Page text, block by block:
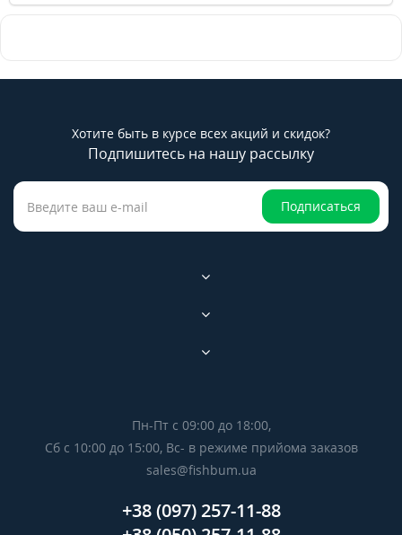
Хотите быть в курсе всех акций и скидок?
Подпишитесь на нашу рассылку
Подписаться
Пн-Пт с 09:00 до 18:00,
Сб с 10:00 до 15:00, Вс- в режиме прийома заказов
sales@fishbum.ua
+38 (097) 257-11-88